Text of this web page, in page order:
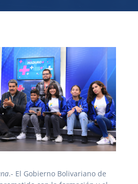
.- El Gobierno Bolivariano de